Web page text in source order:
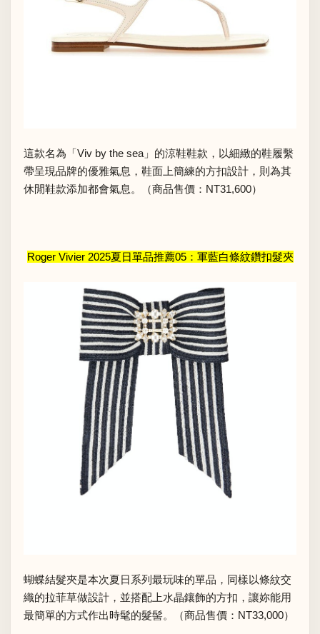
這款名為「Viv by the sea」的涼鞋鞋款，以細緻的鞋履繫
帶呈現品牌的優雅氣息，鞋面上簡練的方扣設計，則為其
休閒鞋款添加都會氣息。（商品售價：NT31,600）
Roger Vivier 2025夏日單品推薦05：軍藍白條紋鑽扣髮夾
蝴蝶結髮夾是本次夏日系列最玩味的單品，同樣以條紋交
織的拉菲草做設計，並搭配上水晶鑲飾的方扣，讓妳能用
最簡單的方式作出時髦的髮髻。（商品售價：NT33,000）